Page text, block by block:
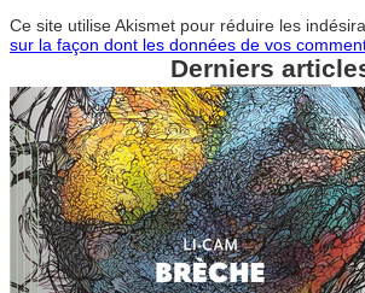
Ce site utilise Akismet pour réduire les
sur la façon dont les données de vos
Derniers